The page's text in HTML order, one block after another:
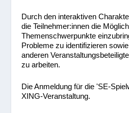
Durch den interaktiven
die Teilnehmer:innen die
Themenschwerpunkte
Probleme zu identifizieren
anderen
zu arbeiten.
Die Anmeldung für die ʹSE-
XING-Veranstaltung.